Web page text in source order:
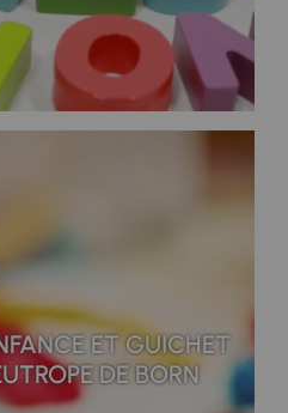
ET GUICHET
DE BORN